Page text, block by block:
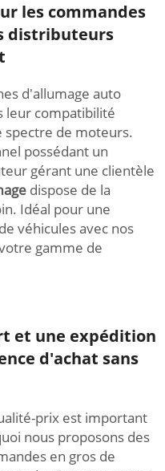
les commandes
distributeurs
d'allumage auto
leur compatibilité
spectre de moteurs.
possédant un
gérant une clientèle
dispose de la
Idéal pour une
véhicules avec nos
gamme de
et une expédition
d'achat sans
prix est important
nous proposons des
en gros de